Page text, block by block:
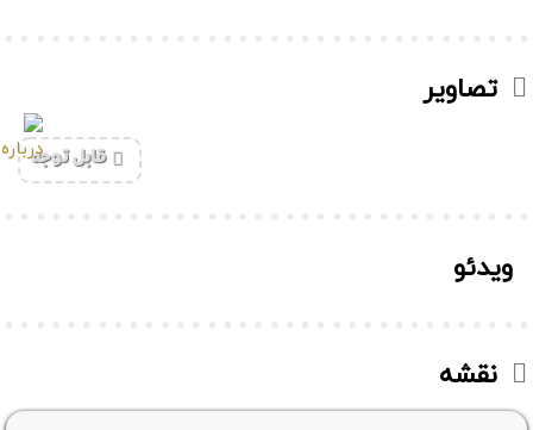
تصاویر
‌قابل توجه
ویدئو
نقشه